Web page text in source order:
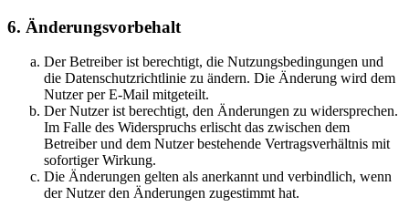
6. Änderungsvorbehalt
Der Betreiber ist berechtigt, die Nutzungsbedingungen und
die Datenschutzrichtlinie zu ändern. Die Änderung wird dem
Nutzer per E-Mail mitgeteilt.
Der Nutzer ist berechtigt, den Änderungen zu widersprechen.
Im Falle des Widerspruchs erlischt das zwischen dem
Betreiber und dem Nutzer bestehende Vertragsverhältnis mit
sofortiger Wirkung.
Die Änderungen gelten als anerkannt und verbindlich, wenn
der Nutzer den Änderungen zugestimmt hat.